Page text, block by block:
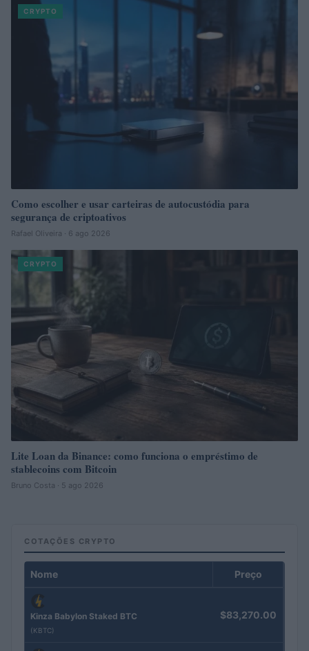
CRYPTO
Como escolher e usar carteiras de autocustódia para
segurança de criptoativos
Rafael Oliveira · 6 ago 2026
CRYPTO
Lite Loan da Binance: como funciona o empréstimo de
stablecoins com Bitcoin
Bruno Costa · 5 ago 2026
COTAÇÕES CRYPTO
Nome Preço
Kinza Babylon Staked BTC
(KBTC)
$83,270.00